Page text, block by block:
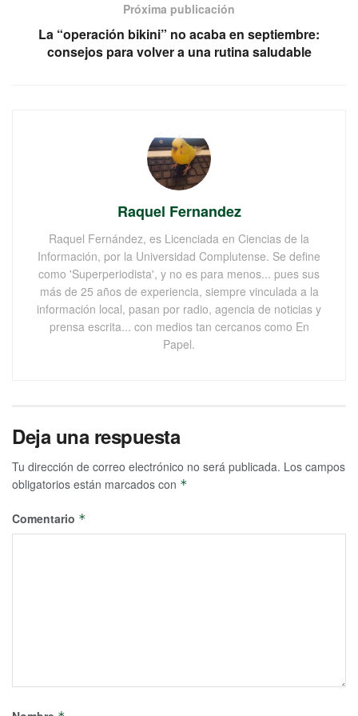
Próxima publicación
La “operación bikini” no acaba en septiembre:
consejos para volver a una rutina saludable
Raquel Fernandez
Raquel Fernández, es Licenciada en Ciencias de la
Información, por la Universidad Complutense. Se define
como 'Superperiodista', y no es para menos... pues sus
más de 25 años de experiencia, siempre vinculada a la
información local, pasan por radio, agencia de noticias y
prensa escrita... con medios tan cercanos como En
Papel.
Deja una respuesta
Tu dirección de correo electrónico no será publicada. Los campos
obligatorios están marcados con *
Comentario *